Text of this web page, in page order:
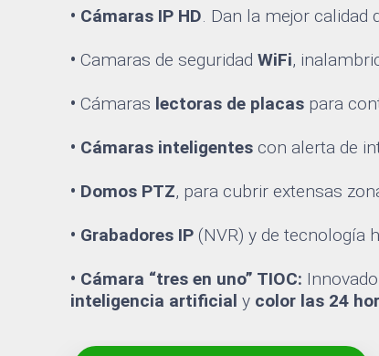
• Cámaras IP HD. Dan la mejor calidad
• Camaras de seguridad WiFi,
• Cámaras lectoras de placas para
• Cámaras inteligentes con alerta de
• Domos PTZ, para cubrir extensas
• Grabadores IP (NVR) y de tecnología
• Cámara “tres en uno” TIOC:
inteligencia artificial y color las 24